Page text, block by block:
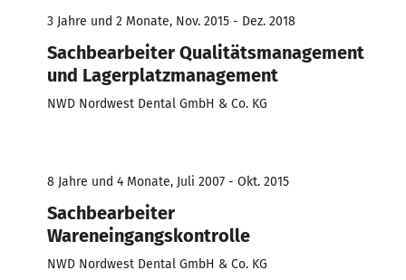
3 Jahre und 2 Monate, Nov. 2015 - Dez. 2018
Sachbearbeiter Qualitätsmanagement
und Lagerplatzmanagement
NWD Nordwest Dental GmbH & Co. KG
8 Jahre und 4 Monate, Juli 2007 - Okt. 2015
Sachbearbeiter
Wareneingangskontrolle
NWD Nordwest Dental GmbH & Co. KG